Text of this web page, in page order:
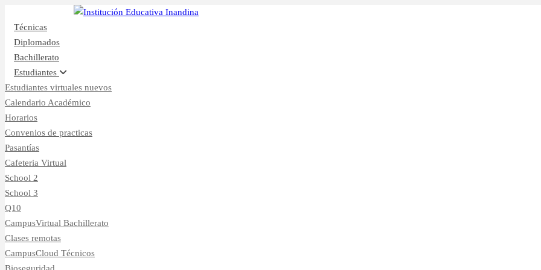
Técnicas
Diplomados
Bachillerato
Estudiantes
Estudiantes virtuales nuevos
Calendario Académico
Horarios
Convenios de practicas
Pasantías
Cafeteria Virtual
School 2
School 3
Q10
CampusVirtual Bachillerato
Clases remotas
CampusCloud Técnicos